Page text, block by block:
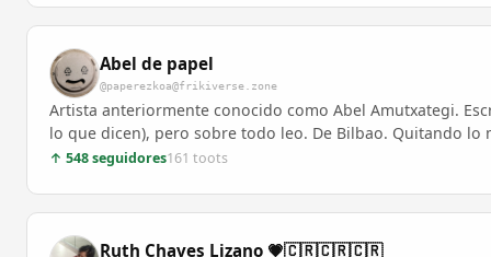
Abel de papel
@paperezkoa@frikiverse.zone
Artista anteriormente conocido como Abel Amutxategi.
lo que dicen), pero sobre todo leo. De Bilbao. Quitando
↑ 548 seguidores161 toots
Ruth Chaves Lizano 💗🇨🇷🇨🇷🇨🇷